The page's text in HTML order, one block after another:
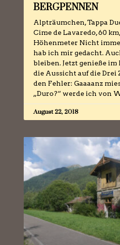
BERGPENNEN
Alpträumchen, Tappa
Cime de Lavaredo, 60 km,
Höhenmeter Nicht
hab ich mir gedacht.
bleiben. Jetzt genieße
die Aussicht auf die Drei
den Fehler: Gaaaanz
„Duro?“ werde ich von
August 22, 2018